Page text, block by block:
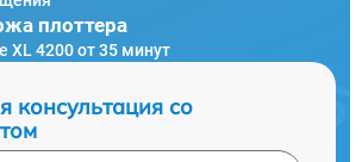
плоттера
XL 4200 от 35 минут
консультация со